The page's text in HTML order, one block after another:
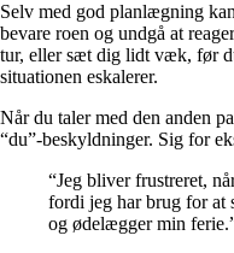
Selv med god planlægning
bevare roen og undgå at
tur, eller sæt dig lidt væk, før
situationen eskalerer.
Når du taler med den anden
“du”-beskyldninger. Sig for
“Jeg bliver frustreret,
fordi jeg har brug for at
og ødelægger min